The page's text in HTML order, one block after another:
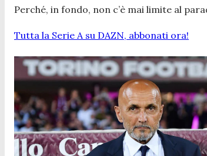
Perché, in fondo, non c’è mai limite al
Tutta la Serie A su DAZN, abbonati ora!